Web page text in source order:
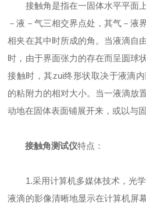
接触角是指在一固体水平平面上
－液－气三相交界点处，其气－液
相夹在其中时所成的角。当液滴自
时，由于界面张力的存在而呈圆球
接触时，其zui终形状取决于液滴
的粘附力的相对大小。当一液滴放
动地在固体表面铺展开来，或以与
接触角测试仪特点：
1.采用计算机多媒体技术，光学
液滴的影像清晰地显示在计算机屏